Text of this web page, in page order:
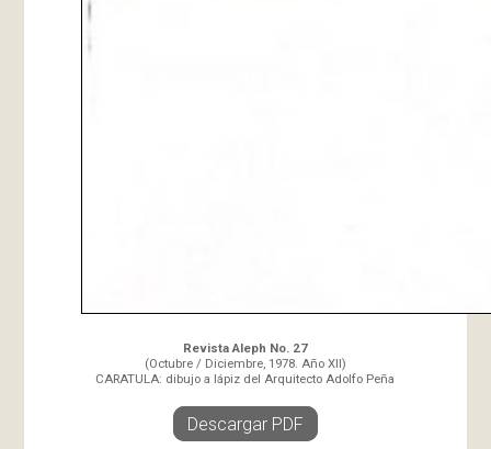
Revista Aleph No. 27
(Octubre / Diciembre, 1978. Año XII)
CARATULA: dibujo a lápiz del Arquitecto Adolfo Peña
Descargar PDF